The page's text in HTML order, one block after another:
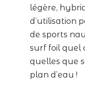
légère,
d’utilisation
de sports
surf foil quel
quelles que
plan d’eau !